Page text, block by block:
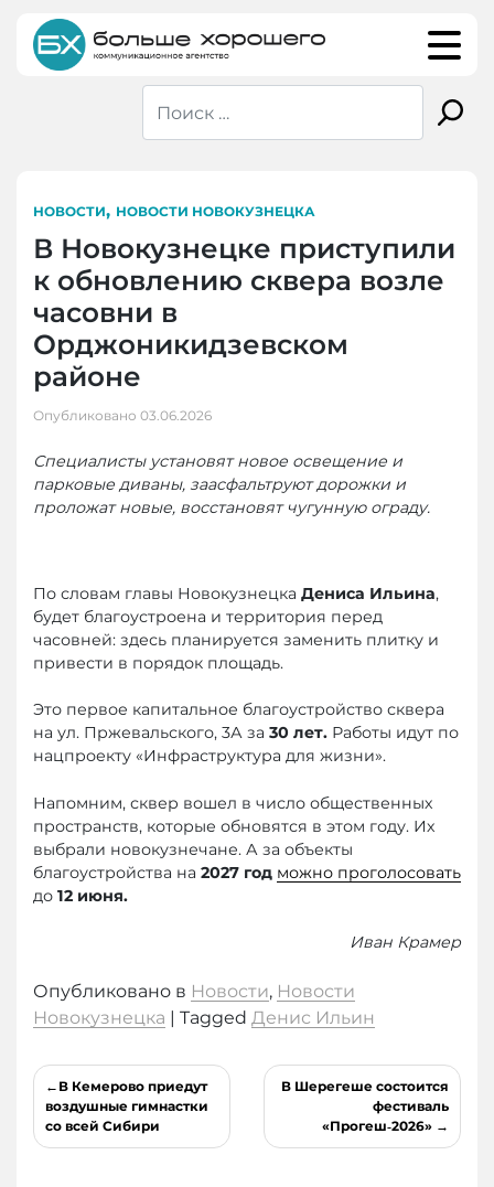
content
НОВОСТИ, НОВОСТИ НОВОКУЗНЕЦКА
В Новокузнецке приступили
к обновлению сквера возле
часовни ‎в
Орджоникидзевском
районе
Опубликовано 03.06.2026
Специалисты установят новое освещение и
парковые диваны, заасфальтруют дорожки и
проложат новые, ‎восстановят чугунную ограду.
По словам главы Новокузнецка Дениса Ильина,
будет благоустроена и территория перед
часовней: здесь планируется заменить плитку и
привести в порядок площадь.
Это первое капитальное благоустройство сквера
на ул. Пржевальского, 3А за 30 лет. Работы идут по
нацпроекту «Инфраструктура для жизни».
Напомним, сквер вошел в число общественных
пространств, которые обновятся в этом году. Их
выбрали новокузнечане. А за объекты
благоустройства на 2027 год можно проголосовать
до 12 июня.
Иван Крамер
Опубликовано в Новости, Новости
Новокузнецка | Tagged Денис Ильин
Навигация
по
записям
В Кемерово приедут
воздушные гимнастки
со всей Сибири
В Шерегеше состоится
фестиваль
«Прогеш‑2026»